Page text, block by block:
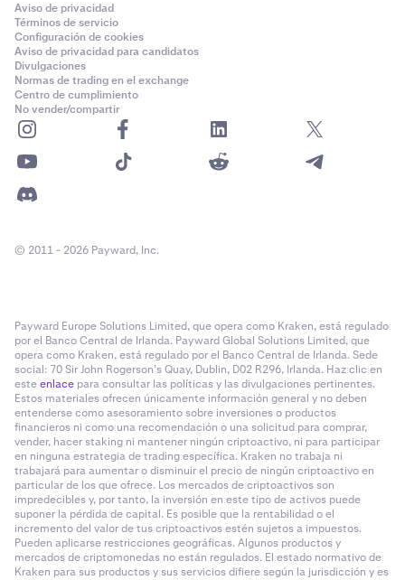
Aviso de privacidad
Términos de servicio
Configuración de cookies
Aviso de privacidad para candidatos
Divulgaciones
Normas de trading en el exchange
Centro de cumplimiento
No vender/compartir
© 2011 - 2026 Payward, Inc.
Payward Europe Solutions Limited, que opera como Kraken, está regulado
por el Banco Central de Irlanda. Payward Global Solutions Limited, que
opera como Kraken, está regulado por el Banco Central de Irlanda. Sede
social: 70 Sir John Rogerson’s Quay, Dublin, D02 R296, Irlanda. Haz clic en
esteenlace para consultar las políticas y las divulgaciones pertinentes.
Estos materiales ofrecen únicamente información general y no deben
entenderse como asesoramiento sobre inversiones o productos
financieros ni como una recomendación o una solicitud para comprar,
vender, hacer staking ni mantener ningún criptoactivo, ni para participar
en ninguna estrategia de trading específica. Kraken no trabaja ni
trabajará para aumentar o disminuir el precio de ningún criptoactivo en
particular de los que ofrece. Los mercados de criptoactivos son
impredecibles y, por tanto, la inversión en este tipo de activos puede
suponer la pérdida de capital. Es posible que la rentabilidad o el
incremento del valor de tus criptoactivos estén sujetos a impuestos.
Pueden aplicarse restricciones geográficas. Algunos productos y
mercados de criptomonedas no están regulados. El estado normativo de
Kraken para sus productos y sus servicios difiere según la jurisdicción y es